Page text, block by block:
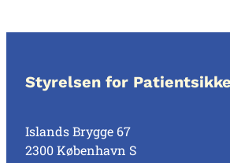
Styrelsen for
Islands Brygge 67
2300 København S